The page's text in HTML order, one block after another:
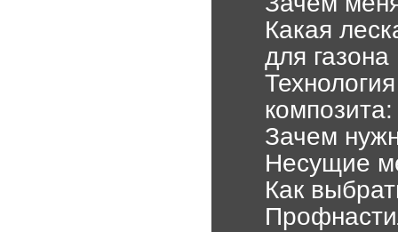
Какая
для газона
Зачем
Несущие
Как